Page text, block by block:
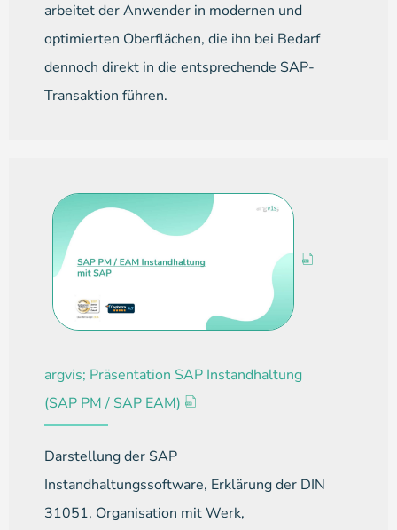
arbeitet der Anwender in modernen und
optimierten Oberflächen, die ihn bei Bedarf
dennoch direkt in die entsprechende SAP-
Transaktion führen.
argvis; Präsentation SAP Instandhaltung
(SAP PM / SAP EAM)
Darstellung der SAP
Instandhaltungssoftware, Erklärung der DIN
31051, Organisation mit Werk,